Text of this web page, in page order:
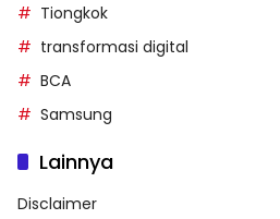
Tiongkok
transformasi digital
BCA
Samsung
Lainnya
Disclaimer